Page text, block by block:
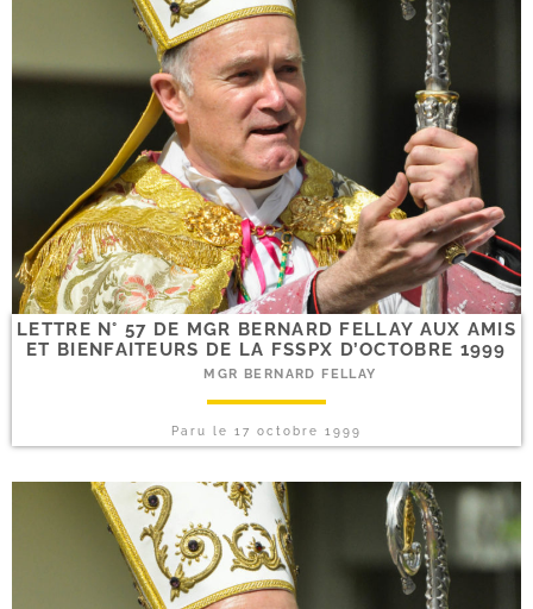
LETTRE N° 57 DE MGR BERNARD FELLAY AUX AMIS
ET BIENFAITEURS DE LA FSSPX D’OCTOBRE 1999
MGR BERNARD FELLAY
Paru le 17 octobre 1999